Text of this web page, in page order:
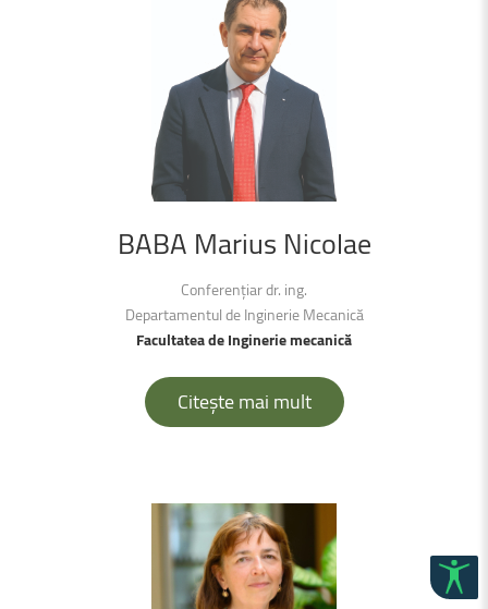
BABA Marius Nicolae
Conferențiar dr. ing.
Departamentul de Inginerie Mecanică
Facultatea de Inginerie mecanică
Citește mai mult